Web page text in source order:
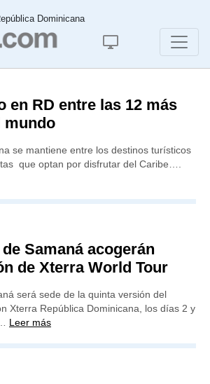
Dominicana
en RD entre las 12 más
mundo
se mantiene entre los destinos turísticos
que optan por disfrutar del Caribe….
Samaná acogerán
de Xterra World Tour
será sede de la quinta versión del
Xterra República Dominicana, los días 2 y
Leer más